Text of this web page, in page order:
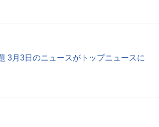
3月3日のニュースがトップニュースに